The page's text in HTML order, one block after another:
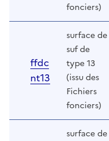
fonciers)
ffdc
nt13
surface de
suf de
type 13
(issu des
Fichiers
fonciers)
surface de